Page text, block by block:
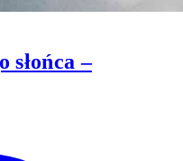
słońca –